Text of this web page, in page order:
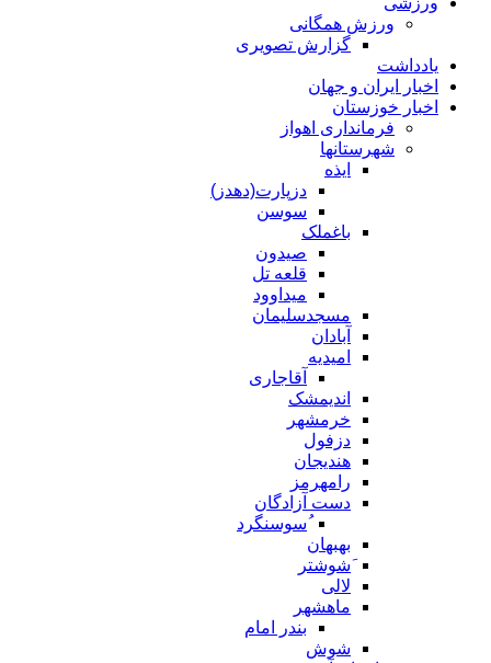
ورزش همگانی
گزارش تصویری
یادداشت
اخبار ایران و جهان
اخبار خوزستان
فرمانداری اهواز
شهرستانها
ایذه
دزپارت(دهدز)
سوسن
باغملک
صیدون
قلعه تل
میداوود
مسجدسلیمان
آبادان
امیدیه
آقاجاری
اندیمشک
خرمشهر
دزفول
هندیجان
رامهرمز
دست آزادگان
ُسوسنگرد
بهبهان
َشوشتر
لالی
ماهشهر
بندر امام
شوش